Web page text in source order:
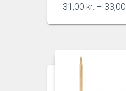
31,00 kr. – 33,00